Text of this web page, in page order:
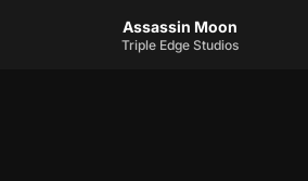
Assassin Moon
Triple Edge Studios